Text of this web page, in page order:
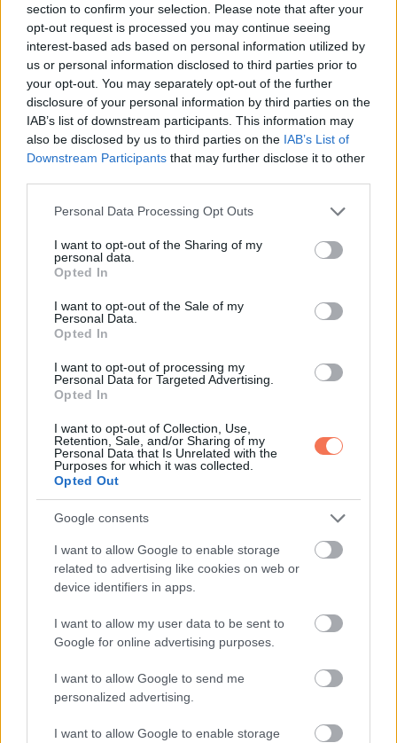
section to confirm your selection. Please note that after your
opt-out request is processed you may continue seeing
interest-based ads based on personal information utilized by
us or personal information disclosed to third parties prior to
your opt-out. You may separately opt-out of the further
disclosure of your personal information by third parties on the
IAB’s list of downstream participants. This information may
also be disclosed by us to third parties on the IAB’s List of
Downstream Participants that may further disclose it to other
Please note that this website/app uses one or more Google
not limited to your visit or usage behaviour. You may click to
grant or deny consent to Google and its third-party tags to
use your data for below specified purposes in below Google
consent section.
Personal Data Processing Opt Outs
I want to opt-out of the Sharing of my
personal data.
Opted In
I want to opt-out of the Sale of my
Personal Data.
Opted In
I want to opt-out of processing my
Personal Data for Targeted Advertising.
Opted In
I want to opt-out of Collection, Use,
Retention, Sale, and/or Sharing of my
Personal Data that Is Unrelated with the
Purposes for which it was collected.
Opted Out
Google consents
I want to allow Google to enable storage
related to advertising like cookies on web or
device identifiers in apps.
I want to allow my user data to be sent to
Google for online advertising purposes.
I want to allow Google to send me
personalized advertising.
I want to allow Google to enable storage
Deborra-Lee Furness és Hugh Jackman
Elsa Pataky és Chris Hemsworth